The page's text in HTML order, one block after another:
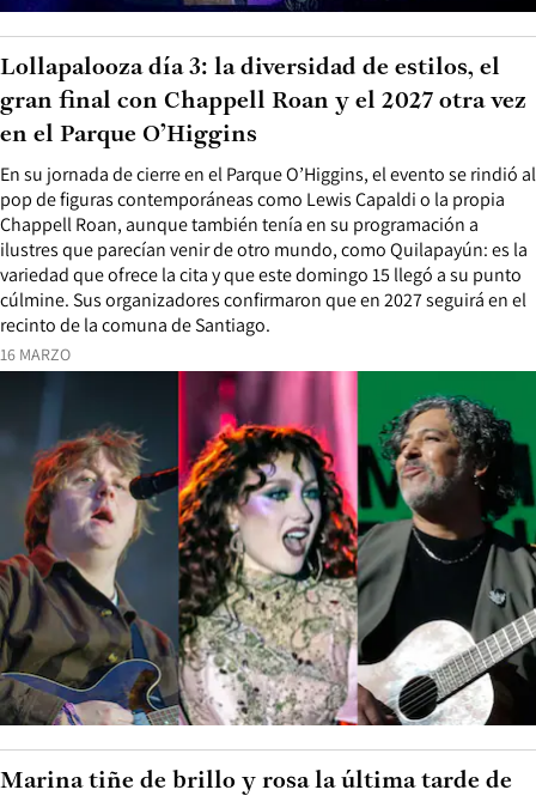
16 MARZO
En su jornada de cierre en el Parque O’Higgins, el evento se rindió al
pop de figuras contemporáneas como Lewis Capaldi o la propia
Chappell Roan, aunque también tenía en su programación a
ilustres que parecían venir de otro mundo, como Quilapayún: es la
variedad que ofrece la cita y que este domingo 15 llegó a su punto
cúlmine. Sus organizadores confirmaron que en 2027 seguirá en el
recinto de la comuna de Santiago.
Lollapalooza día 3: la diversidad de estilos, el
gran final con Chappell Roan y el 2027 otra vez
en el Parque O’Higgins
Marina tiñe de brillo y rosa la última tarde de